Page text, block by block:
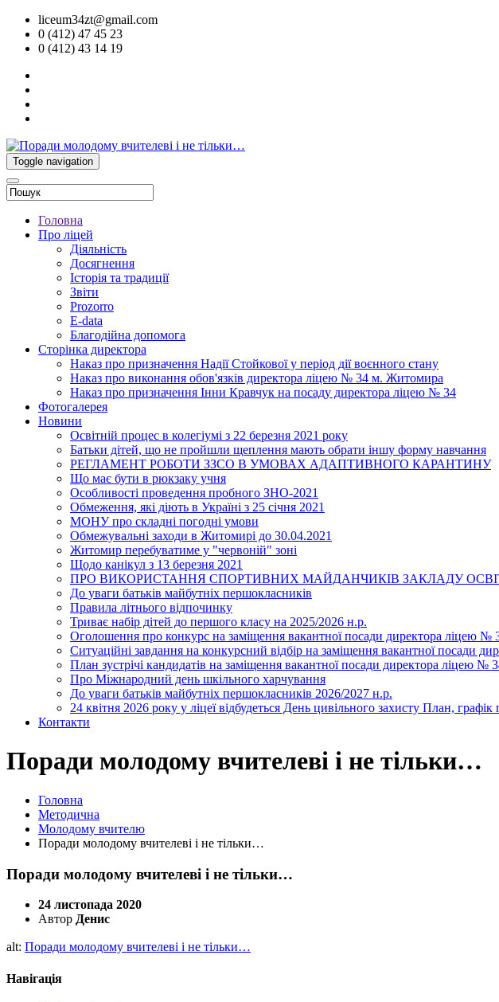
liceum34zt@gmail.com
0 (412) 47 45 23
0 (412) 43 14 19
Toggle navigation
Головна
Про ліцей
Діяльність
Досягнення
Історія та традиції
Звіти
Prozorro
E-data
Благодійна допомога
Сторінка директора
Наказ про призначення Надії Стойкової у період дії воєнного стану
Наказ про виконання обов'язків директора ліцею № 34 м. Житомира
Наказ про призначення Інни Кравчук на посаду директора ліцею № 34
Фотогалерея
Новини
Освітній процес в колегіумі з 22 березня 2021 року
Батьки дітей, що не пройшли щеплення мають обрати іншу форму навчання
РЕГЛАМЕНТ РОБОТИ ЗЗСО В УМОВАХ АДАПТИВНОГО КАРАНТИНУ
Що має бути в рюкзаку учня
Особливості проведення пробного ЗНО-2021
Обмеження, які діють в Україні з 25 січня 2021
МОНУ про складні погодні умови
Обмежувальні заходи в Житомирі до 30.04.2021
Житомир перебуватиме у "червоній" зоні
Щодо канікул з 13 березня 2021
ПРО ВИКОРИСТАННЯ СПОРТИВНИХ МАЙДАНЧИКІВ ЗАКЛАДУ
До уваги батьків майбутніх першокласників
Правила літнього відпочинку
Триває набір дітей до першого класу на 2025/2026 н.р.
Оголошення про конкурс на заміщення вакантної посади директора ліцею №
Ситуаційні завдання на конкурсний відбір на заміщення вакантної посади
План зустрічі кандидатів на заміщення вакантної посади директора ліцею
Про Міжнародний день шкільного харчування
До уваги батьків майбутніх першокласників 2026/2027 н.р.
24 квітня 2026 року у ліцеї відбудеться День цивільного захисту План,
Контакти
Поради молодому вчителеві і не тільки…
Головна
Методична
Молодому вчителю
Поради молодому вчителеві і не тільки…
Поради молодому вчителеві і не тільки…
24 листопада 2020
Автор Денис
alt: Поради молодому вчителеві і не тільки…
Навігація